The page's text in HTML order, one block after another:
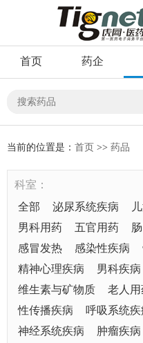
首页 药企
当前的位置是： 首页 >> 药品
科室：
全部
泌尿系统疾病
男科用药
五官用药
感冒发热
感染性疾病
精神心理疾病
男科疾病
维生素与矿物质
老人用
性传播疾病
呼吸系统疾
神经系统疾病
肿瘤疾病